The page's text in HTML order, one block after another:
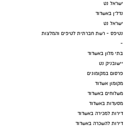
ישראל נט
נדל"ן באשדוד
ישראל נט
נטיפס - רשת חברתית לטיפים והמלצות
-
בתי מלון באשדוד
יישובניק נט
פרסום במקומונים
מקומון אשדוד
משלוחים באשדוד
מסעדות באשדוד
דירות למכירה באשדוד
דירות להשכרה באשדוד